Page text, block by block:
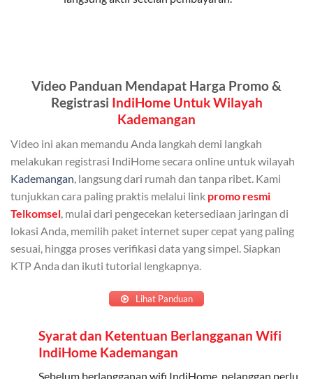
Admin (pelanggan utama) dan anggota yang terdaftar.
Bisa Dibagi Hingga 5 Anggota
Admin dapat mendaftarkan hingga 5 anggota
keluarga atau teman untuk menggunakan kuota ini.
Berlaku Nasional
Kuota keluarga bisa digunakan di seluruh Indonesia
untuk jaringan 2G, 3G, dan 4G.
Tidak Berlaku untuk Roaming
Daftarkan Anggota: Admin dapat mendaftarkan anggota
Video Panduan Mendapat Harga Promo &
Registrasi IndiHome Untuk Wilayah
Kademangan
Video ini akan memandu Anda langkah demi langkah
melakukan registrasi IndiHome secara online untuk wilayah
Kademangan , langsung dari rumah dan tanpa ribet. Kami
tunjukkan cara paling praktis melalui link promo resmi
Telkomsel , mulai dari pengecekan ketersediaan jaringan di
lokasi Anda, memilih paket internet super cepat yang paling
sesuai, hingga proses verifikasi data yang simpel. Siapkan
KTP Anda dan ikuti tutorial lengkapnya.
Lihat Panduan
Syarat dan Ketentuan Berlangganan Wifi
IndiHome Kademangan
Sebelum berlangganan wifi IndiHome, pelanggan perlu